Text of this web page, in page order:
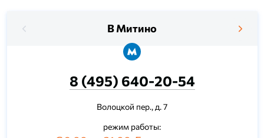
В Митино
8 (495) 640-20-54
Волоцкой пер., д. 7
режим работы: